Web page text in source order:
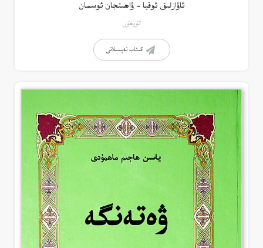
ئاۋازلىق ئوقيا – ۋاھىتجان ئوسمان
ئۇيغۇر
كىتاب تەپسىلاتى